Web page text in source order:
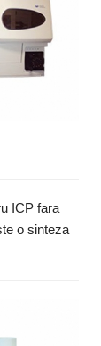
ICP fara
o sinteza